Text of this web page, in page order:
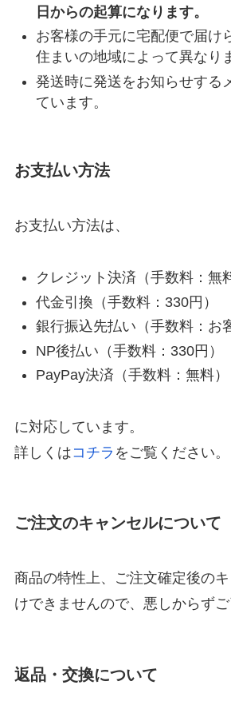
日からの起算になります。
お客様の手元に宅配便で届け
住まいの地域によって異なり
発送時に発送をお知らせする
ています。
お支払い方法
お支払い方法は、
クレジット決済（手数料：無
代金引換（手数料：330円）
銀行振込先払い（手数料：お
NP後払い（手数料：330円）
PayPay決済（手数料：無料）
に対応しています。
詳しくはコチラ をご覧ください。
ご注文のキャンセルについて
商品の特性上、ご注文確定後の
けできませんので、悪しからずご
返品・交換について